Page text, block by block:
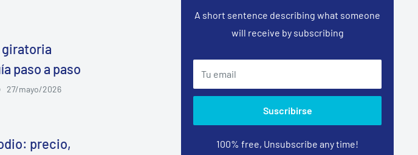
giratoria
paso a paso
27/mayo/2026
precio,
A short sentence describing what someone
will receive by subscribing
Tu email
Suscribirse
100% free, Unsubscribe any time!